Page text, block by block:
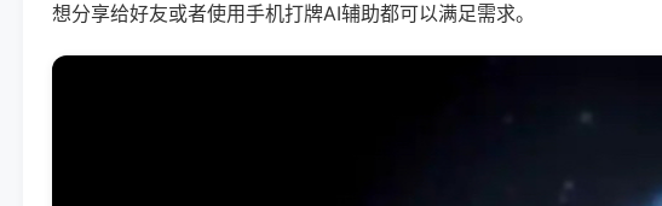
想分享给好友或者使用手机打牌AI辅助都可以满足需求。